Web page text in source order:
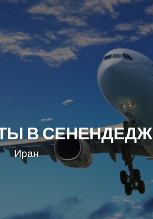
В СЕНЕНДЕДЖ
Иран